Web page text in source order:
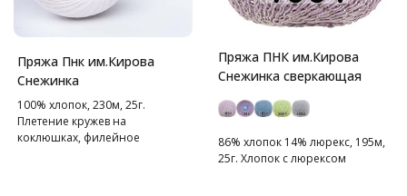
Пряжа Пнк им.Кирова
Снежинка
100% хлопок, 230м, 25г.
Плетение кружев на
коклюшках, филейное
Пряжа ПНК им.Кирова
Снежинка сверкающая
86% хлопок 14% люрекс, 195м,
25г. Хлопок с люрексом